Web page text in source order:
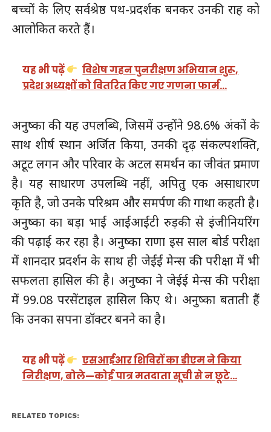
बच्चों के लिए सर्वश्रेष्ठ पथ-प्रदर्शक बनकर उनकी राह को
आलोकित करते हैं।
यह भी पढ़ें
विशेष गहन पुनरीक्षण अभियान शुरू,
प्रदेश अध्यक्षों को वितरित किए गए गणना फार्म…
अनुष्का की यह उपलब्धि, जिसमें उन्होंने 98.6% अंकों के
साथ शीर्ष स्थान अर्जित किया, उनकी दृढ़ संकल्पशक्ति,
अटूट लगन और परिवार के अटल समर्थन का जीवंत प्रमाण
है। यह साधारण उपलब्धि नहीं, अपितु एक असाधारण
कृति है, जो उनके परिश्रम और समर्पण की गाथा कहती है।
अनुष्का का बड़ा भाई आईआईटी रुड़की से इंजीनियरिंग
की पढ़ाई कर रहा है। अनुष्का राणा इस साल बोर्ड परीक्षा
में शानदार प्रदर्शन के साथ ही जेईई मेन्स की परीक्षा में भी
सफलता हासिल की है। अनुष्का ने जेईई मेन्स की परीक्षा
में 99.08 परसेंटाइल हासिल किए थे। अनुष्का बताती हैं
कि उनका सपना डॉक्टर बनने का है।
यह भी पढ़ें
एसआईआर शिविरों का डीएम ने किया
निरीक्षण, बोले—कोई पात्र मतदाता सूची से न छूटे…
RELATED TOPICS: